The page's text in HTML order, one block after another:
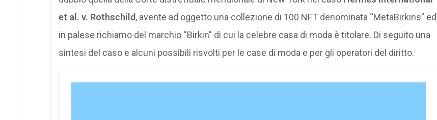
et al. v. Rothschild, avente ad oggetto una collezione di 100 NFT denominata “MetaBirkins” ed
in palese richiamo del marchio “Birkin” di cui la celebre casa di moda è titolare. Di seguito una
sintesi del caso e alcuni possibili risvolti per le case di moda e per gli operatori del diritto.